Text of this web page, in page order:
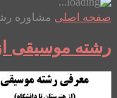
صفحه اصلی مشاوره
رشته موسیقی